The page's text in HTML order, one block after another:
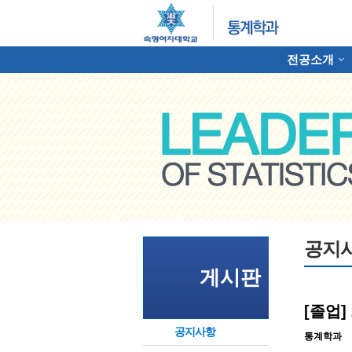
전공소개
게시판
공지사항
공지
[졸업]
통계학과